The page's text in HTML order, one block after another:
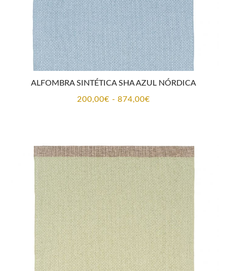
ALFOMBRA SINTÉTICA SHA AZUL NÓRDICA
200,00€ - 874,00€Rango
200,00€
hasta
874,00€